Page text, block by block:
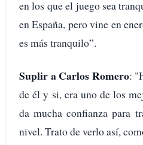
en los que el juego sea
en España, pero vine en
es más tranquilo”.
Suplir a Carlos Romero:
de él y si, era uno de los
da mucha confianza para
nivel. Trato de verlo así,